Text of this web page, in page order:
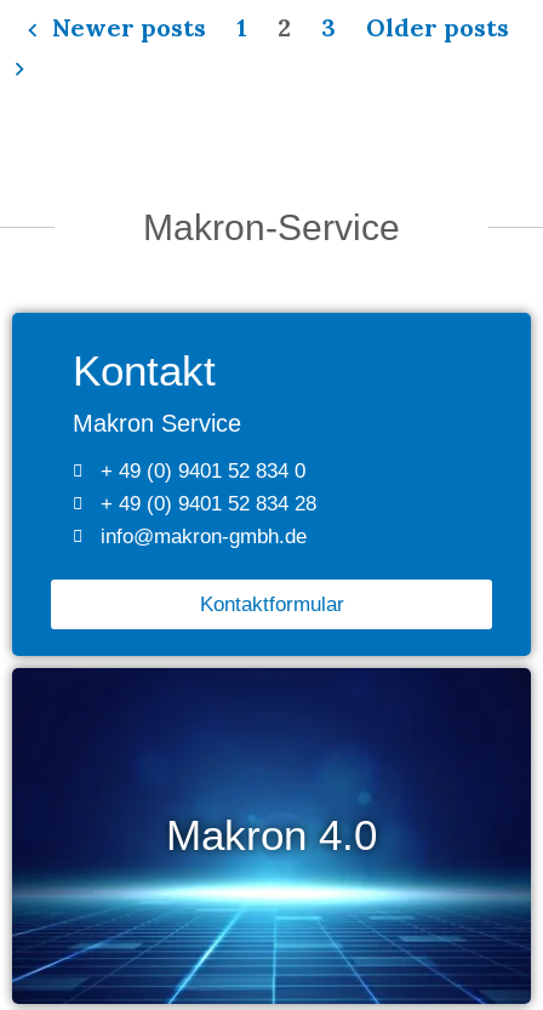
Newer posts 1 2 3 Older posts
Makron-Service
Kontakt
Makron Service
+ 49 (0) 9401 52 834 0
+ 49 (0) 9401 52 834 28
info@makron-gmbh.de
Kontaktformular
Makron 4.0